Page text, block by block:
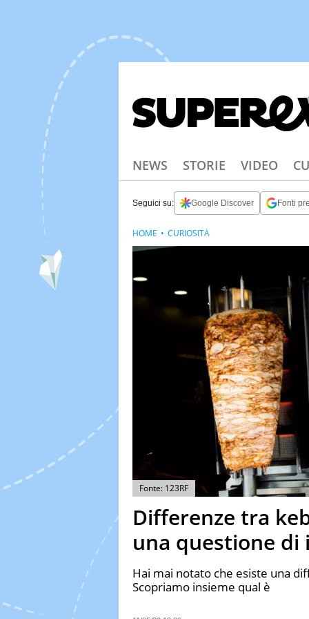
NEWS STORIE VIDEO
Seguici su: Google Discover Fonti
Fonte: 123RF
Differenze tra
una questione
Hai mai notato che esiste una
Scopriamo insieme qual è
HOME CURIOSITÀ